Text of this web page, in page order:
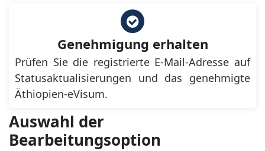
Genehmigung erhalten
Prüfen Sie die registrierte E-Mail-Adresse auf
Statusaktualisierungen und das genehmigte
Äthiopien-eVisum.
Auswahl der
Bearbeitungsoption